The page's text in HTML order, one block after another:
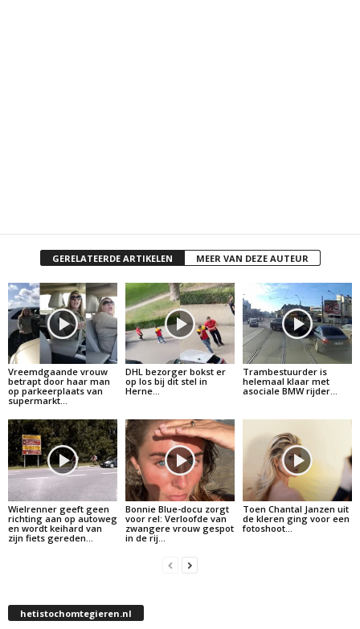
GERELATEERDE ARTIKELEN MEER VAN DEZE AUTEUR
Vreemdgaande vrouw
betrapt door haar man
op parkeerplaats van
supermarkt…
DHL bezorger bokst er
op los bij dit stel in
Herne…
Trambestuurder is
helemaal klaar met
asociale BMW rijder…
Wielrenner geeft geen
richting aan op autoweg
en wordt keihard van
zijn fiets gereden…
Bonnie Blue-docu zorgt
voor rel: Verloofde van
zwangere vrouw gespot
in de rij…
Toen Chantal Janzen uit
de kleren ging voor een
fotoshoot…
hetistochomtegieren.nl